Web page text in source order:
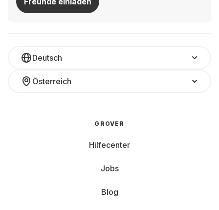
Deutsch
Österreich
GROVER
Hilfecenter
Jobs
Blog